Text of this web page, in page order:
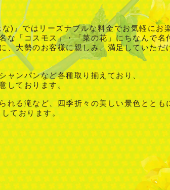
)』ではリーズナブルな料金でお気軽にお
な「コスモス」・「菜の花」にちなんで名
、大勢のお客様に親しみ、満足していただ
ャンパンなど各種取り揃えており、
しております。
れる滝など、四季折々の美しい景色ととも
ております。